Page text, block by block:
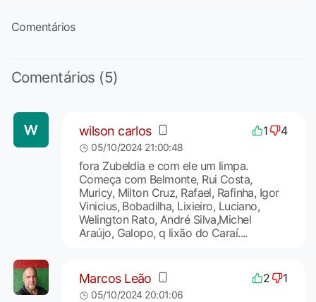
Comentários
Comentários (5)
wilson carlos 1 4
05/10/2024 21:00:48
fora Zubeldia e com ele um limpa.
Começa com Belmonte, Rui Costa,
Muricy, Milton Cruz, Rafael, Rafinha, Igor
Vinicius, Bobadilha, Lixieiro, Luciano,
Welington Rato, André Silva,Michel
Araújo, Galopo, q lixão do Caraí....
Marcos Leão 2 1
05/10/2024 20:01:06